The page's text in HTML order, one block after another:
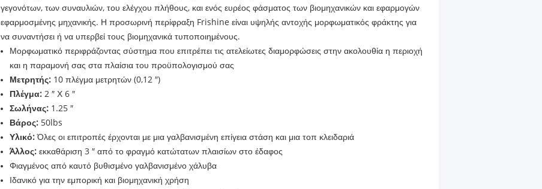
γεγονότων, των συναυλιών, του ελέγχου πλήθους, και ενός ευρέος φάσματος των βιομηχανικών και εφαρμογών
εφαρμοσμένης μηχανικής. Η προσωρινή περίφραξη Frishine είναι υψηλής αντοχής μορφωματικός φράκτης για
να συναντήσει ή να υπερβεί τους βιομηχανικά τυποποιημένους.
Μορφωματικό περιφράζοντας σύστημα που επιτρέπει τις ατελείωτες διαμορφώσεις στην ακολουθία η περιοχή
και η παραμονή σας στα πλαίσια του προϋπολογισμού σας
Μετρητής: 10 πλέγμα μετρητών (0,12 ″)
Πλέγμα: 2 ″ Χ 6 ″
Σωλήνας: 1.25 ″
Βάρος: 50lbs
Υλικό:Όλες οι επιτροπές έρχονται με μια γαλβανισμένη επίγεια στάση και μια τοπ κλειδαριά
Άλλος: εκκαθάριση 3 ″ από το φραγμό κατώτατων πλαισίων στο έδαφος
Φιαγμένος από καυτό βυθισμένο γαλβανισμένο χάλυβα
Ιδανικό για την εμπορική και βιομηχανική χρήση